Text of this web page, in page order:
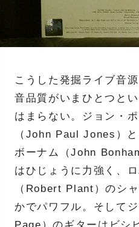
こうした発掘ライブ音
音品質がいまひとつと
はまらない。ジョン・
（John Paul Jones）
ボーナム（John
はひじょうに力強く、
（Robert Plant）のシ
かでパワフル。そして